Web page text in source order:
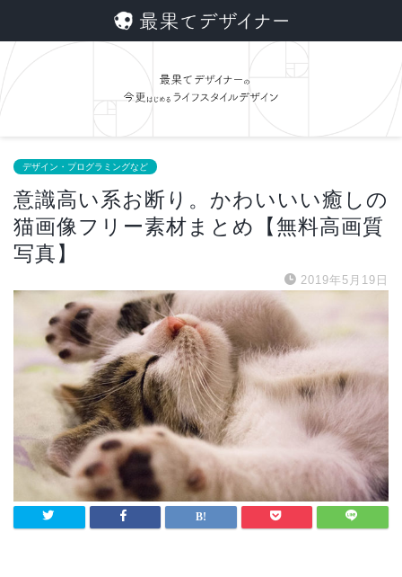
デザイン・プログラミングなど
意識高い系お断り。かわいいい癒しの
猫画像フリー素材まとめ【無料高画質
写真】
2019年5月19日